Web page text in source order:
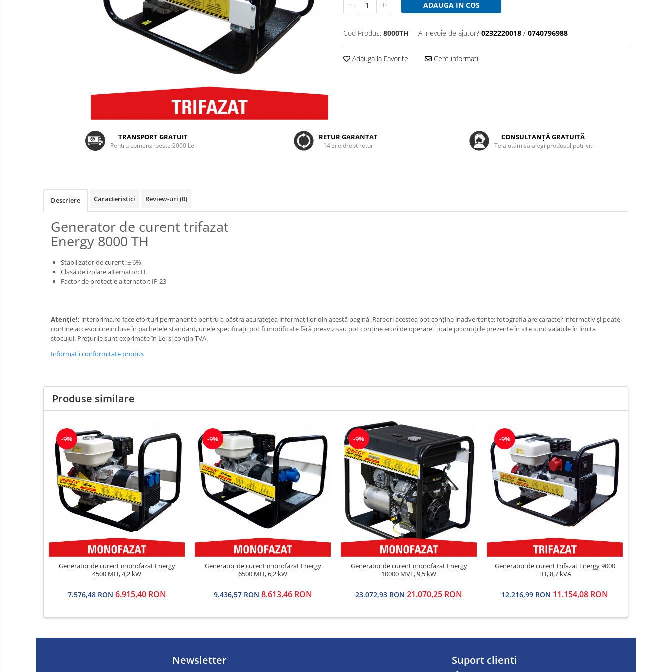
ADAUGA IN COS
Cod Produs: 8000TH Ai nevoie de ajutor? 0232220018 / 0740796988
Adauga la Favorite Cere informatii
TRANSPORT GRATUIT
Pentru comenzi peste 2000 Lei
RETUR GARANTAT
14 zile drept retur
CONSULTANȚĂ GRATUITĂ
Te ajutăm să alegi produsul potrivit
Descriere Caracteristici Review-uri (0)
Generator de curent trifazat
Energy 8000 TH
Stabilizator de curent:±6%
Clasă de izolare alternator: H
Factor de protecție alternator: IP 23
Atenție!: interprima.ro face eforturi permanente pentru a păstra acurateţea informaţiilor din acestă pagină. Rareori acestea pot conţine inadvertenţe: fotografia are caracter informativ şi poate
conţine accesorii neincluse în pachetele standard, unele specificaţii pot fi modificate fără preaviz sau pot conţine erori de operare. Toate promoţiile prezente în site sunt valabile în limita
stocului. Prețurile sunt exprimate în Lei și conțin TVA.
Informatii conformitate produs
Produse similare
-9%
Generator de curent monofazat Energy
4500 MH, 4,2 kW
7.576,48 RON6.915,40 RON
-9%
Generator de curent monofazat Energy
6500 MH, 6,2 kW
9.436,57 RON8.613,46 RON
-9%
Generator de curent monofazat Energy
10000 MVE, 9,5 kW
23.072,93 RON21.070,25 RON
-9%
Generator de curent trifazat Energy 9000
TH, 8,7 kVA
12.216,99 RON11.154,08 RON
Newsletter Suport clienti